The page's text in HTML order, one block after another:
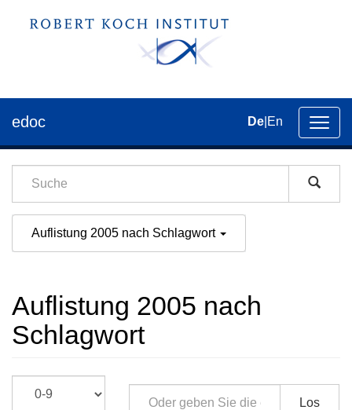
der
edoc De En
Auflistung 2005 nach Schlagwort
Auflistung 2005 nach
Schlagwort
Los